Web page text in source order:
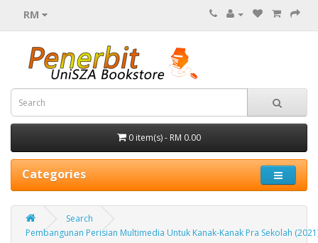
RM
0 item(s) - RM 0.00
Categories
Search
Pembangunan Perisian Multimedia Untuk Kanak-Kanak Pra Sekolah